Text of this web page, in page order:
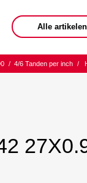
Alle artikelen
/ 4/6 Tanden per inch /